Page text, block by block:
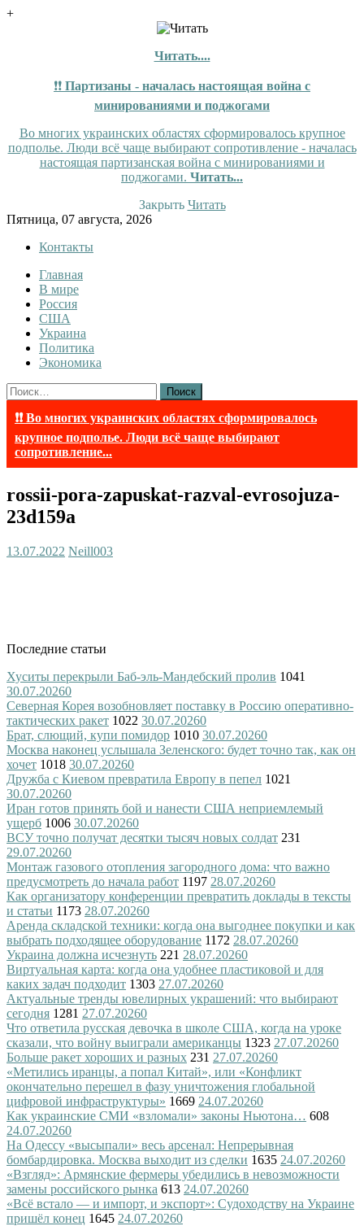
+
Читать....
❗❗ Партизаны - началась настоящая война с
минированиями и поджогами
Во многих украинских областях сформировалось крупное
подполье. Люди всё чаще выбирают сопротивление - началась
настоящая партизанская война с минированиями и
поджогами. Читать...
Закрыть Читать
Skip
content
Пятница, 07 августа, 2026
Контакты
Tewi
Tewi — Новости
Главная
В мире
Россия
США
Украина
Политика
Экономика
Найти:
❗❗ Во многих украинских областях сформировалось
крупное подполье. Люди всё чаще выбирают
сопротивление...
rossii-pora-zapuskat-razval-evrosojuza-
23d159a
13.07.2022 Neill003
Последние статьи
Хуситы перекрыли Баб-эль-Мандебский пролив 1041
30.07.20260
Северная Корея возобновляет поставку в Россию оперативно-
тактических ракет 1022 30.07.20260
Брат, слющий, купи помидор 1010 30.07.20260
Москва наконец услышала Зеленского: будет точно так, как он
хочет 1018 30.07.20260
Дружба с Киевом превратила Европу в пепел 1021
30.07.20260
Иран готов принять бой и нанести США неприемлемый
ущерб 1006 30.07.20260
ВСУ точно получат десятки тысяч новых солдат 231
29.07.20260
Монтаж газового отопления загородного дома: что важно
предусмотреть до начала работ 1197 28.07.20260
Как организатору конференции превратить доклады в тексты
и статьи 1173 28.07.20260
Аренда складской техники: когда она выгоднее покупки и как
выбрать подходящее оборудование 1172 28.07.20260
Украина должна исчезнуть 221 28.07.20260
Виртуальная карта: когда она удобнее пластиковой и для
каких задач подходит 1303 27.07.20260
Актуальные тренды ювелирных украшений: что выбирают
сегодня 1281 27.07.20260
Что ответила русская девочка в школе США, когда на уроке
сказали, что войну выиграли американцы 1323 27.07.20260
Больше ракет хороших и разных 231 27.07.20260
«Метились иранцы, а попал Китай», или «Конфликт
окончательно перешел в фазу уничтожения глобальной
цифровой инфраструктуры» 1669 24.07.20260
Как украинские СМИ «взломали» законы Ньютона… 608
24.07.20260
На Одессу «высыпали» весь арсенал: Непрерывная
бомбардировка. Москва выходит из сделки 1635 24.07.20260
«Взгляд»: Армянские фермеры убедились в невозможности
замены российского рынка 613 24.07.20260
«Всё встало — и импорт, и экспорт»: Судоходству на Украине
пришёл конец 1645 24.07.20260